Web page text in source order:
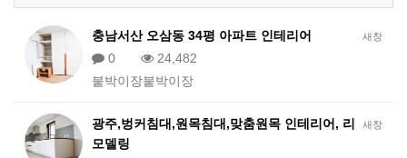
새창
충남서산 오삼동 34평 아파트 인테리어
0
24,482
붙박이장붙박이장
새창
광주,벙커침대,원목침대,맞춤원목 인테리어, 리
모델링